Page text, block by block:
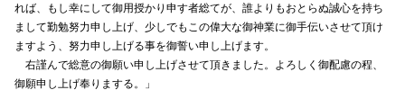
れば、もし幸にして御用授かり申す者総てが、誰よりもおとらぬ誠心を持ち
まして勤勉努力申し上げ、少しでもこの偉大な御神業に御手伝いさせて頂け
ますよう、努力申し上げる事を御誓い申し上げます。
右謹んで総意の御願い申し上げさせて頂きました。よろしく御配慮の程、
御願申し上げ奉りまする。」